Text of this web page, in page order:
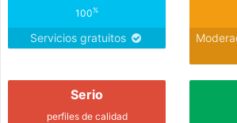
100%
Servicios gratuitos
Serio
perfiles de calidad